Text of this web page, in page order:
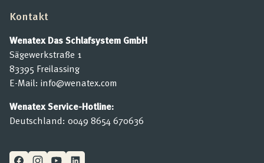
Kontakt
Wenatex Das Schlafsystem GmbH
Sägewerkstraße 1
83395 Freilassing
E-Mail: info@wenatex.com
Wenatex Service-Hotline:
Deutschland: 0049 8654 670636